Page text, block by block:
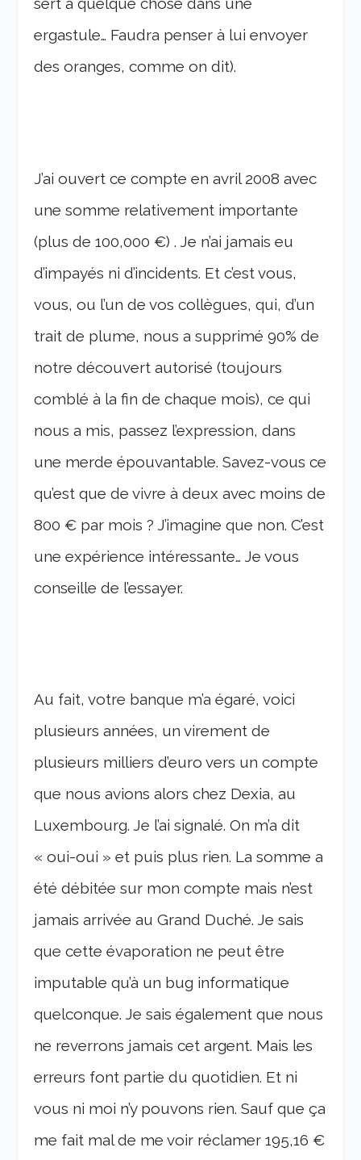
ergastule… Faudra penser à lui envoyer
des oranges, comme on dit).
J’ai ouvert ce compte en avril 2008 avec
une somme relativement importante
(plus de 100,000 €) . Je n’ai jamais eu
d’impayés ni d’incidents. Et c’est vous,
vous, ou l’un de vos collègues, qui, d’un
trait de plume, nous a supprimé 90% de
notre découvert autorisé (toujours
comblé à la fin de chaque mois), ce qui
nous a mis, passez l’expression, dans
une merde épouvantable. Savez-vous ce
qu’est que de vivre à deux avec moins de
800 € par mois ? J’imagine que non. C’est
une expérience intéressante… Je vous
conseille de l’essayer.
Au fait, votre banque m’a égaré, voici
plusieurs années, un virement de
plusieurs milliers d’euro vers un compte
que nous avions alors chez Dexia, au
Luxembourg. Je l’ai signalé. On m’a dit
« oui-oui » et puis plus rien. La somme a
été débitée sur mon compte mais n’est
jamais arrivée au Grand Duché. Je sais
que cette évaporation ne peut être
imputable qu’à un bug informatique
quelconque. Je sais également que nous
ne reverrons jamais cet argent. Mais les
erreurs font partie du quotidien. Et ni
vous ni moi n’y pouvons rien. Sauf que ça
me fait mal de me voir réclamer 195,16 €